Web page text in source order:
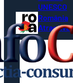
România
Atractivă